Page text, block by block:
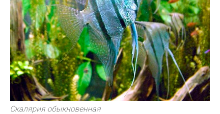
Скалярия обыкновенная